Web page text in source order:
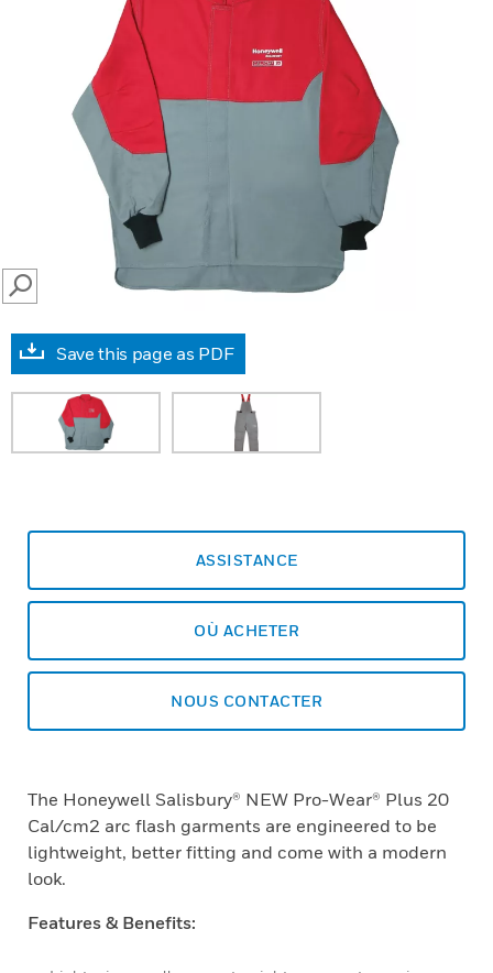
SEARCH
Save this page as PDF
ASSISTANCE
OÙ ACHETER
NOUS CONTACTER
The Honeywell Salisbury® NEW Pro-Wear® Plus 20
Cal/cm2 arc flash garments are engineered to be
lightweight, better fitting and come with a modern
look.
Features & Benefits: